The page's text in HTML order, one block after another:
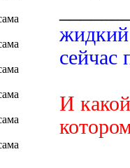
жидкий
сейчас
И